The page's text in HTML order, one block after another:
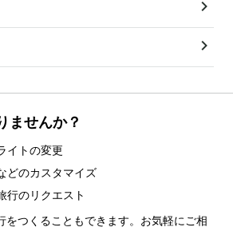
ませんか？
イトの変更
どのカスタマイズ
行のリクエスト
をつくることもできます。お気軽にご相